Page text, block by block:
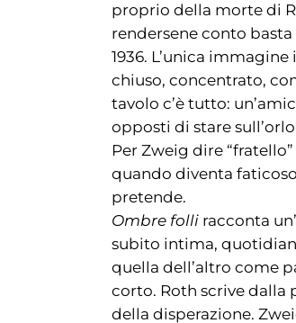
proprio della morte di
rendersene conto
1936. L’unica
chiuso, concentrato,
tavolo c’è tutto:
opposti di stare
Per Zweig dire
quando diventa
pretende.
Ombre folli racconta
subito intima,
quella dell’altro come
corto. Roth scrive dalla
della disperazione.